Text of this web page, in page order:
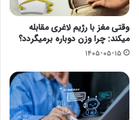
وقتی مغز با رژیم لاغری مقابله
میکند: چرا وزن دوباره برمیگردد؟
۱۴۰۵-۰۵-۱۵